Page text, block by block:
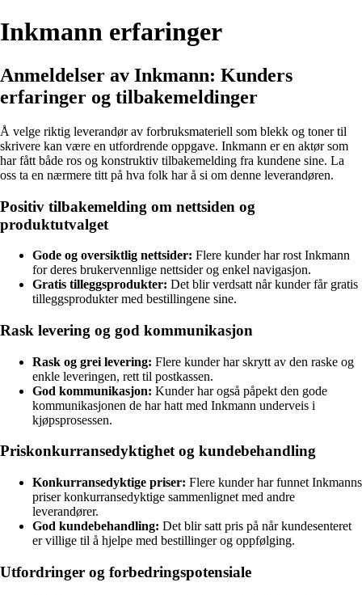
Inkmann erfaringer
Anmeldelser av Inkmann: Kunders
erfaringer og tilbakemeldinger
Å velge riktig leverandør av forbruksmateriell som blekk og toner til
skrivere kan være en utfordrende oppgave. Inkmann er en aktør som
har fått både ros og konstruktiv tilbakemelding fra kundene sine. La
oss ta en nærmere titt på hva folk har å si om denne leverandøren.
Positiv tilbakemelding om nettsiden og
produktutvalget
Gode og oversiktlig nettsider: Flere kunder har rost Inkmann
for deres brukervennlige nettsider og enkel navigasjon.
Gratis tilleggsprodukter: Det blir verdsatt når kunder får gratis
tilleggsprodukter med bestillingene sine.
Rask levering og god kommunikasjon
Rask og grei levering: Flere kunder har skrytt av den raske og
enkle leveringen, rett til postkassen.
God kommunikasjon: Kunder har også påpekt den gode
kommunikasjonen de har hatt med Inkmann underveis i
kjøpsprosessen.
Priskonkurransedyktighet og kundebehandling
Konkurransedyktige priser: Flere kunder har funnet Inkmanns
priser konkurransedyktige sammenlignet med andre
leverandører.
God kundebehandling: Det blir satt pris på når kundesenteret
er villige til å hjelpe med bestillinger og oppfølging.
Utfordringer og forbedringspotensiale